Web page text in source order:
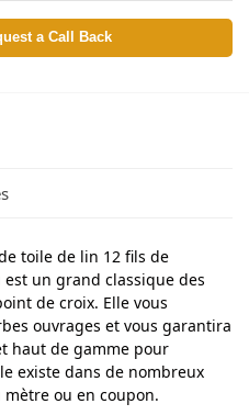
a Call Back
toile de lin 12 fils de
un grand classique des
de croix. Elle vous
ouvrages et vous garantira
haut de gamme pour
existe dans de nombreux
ou en coupon.